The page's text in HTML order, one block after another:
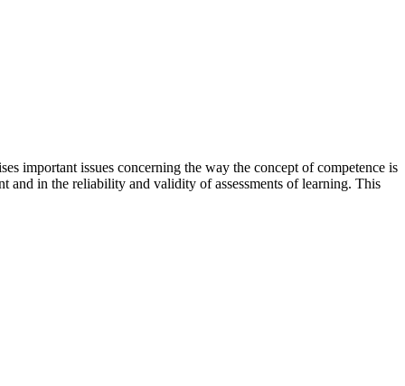
important issues concerning the way the concept of competence is
and in the reliability and validity of assessments of learning. This